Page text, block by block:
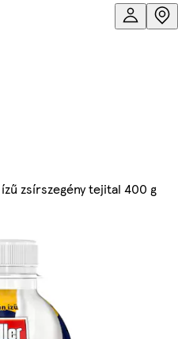
zsírszegény tejital 400 g